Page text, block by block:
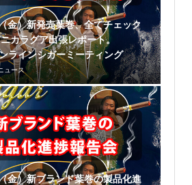
金）新発売葉巻、全てチェック
カラグア出張レポート。
ラインシガーミーティング
ュース
金）新ブランド葉巻の製品化進